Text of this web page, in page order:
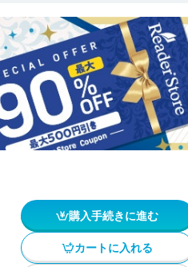
購入手続きに進む
カートに入れる